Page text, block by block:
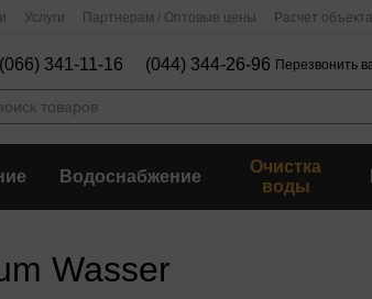
Услуги Партнерам / Оптовые цены Расчет объекта
(066) 341-11-16 (044) 344-26-96 Перезвонить
Водоснабжение
Очистка
воды
Wasser